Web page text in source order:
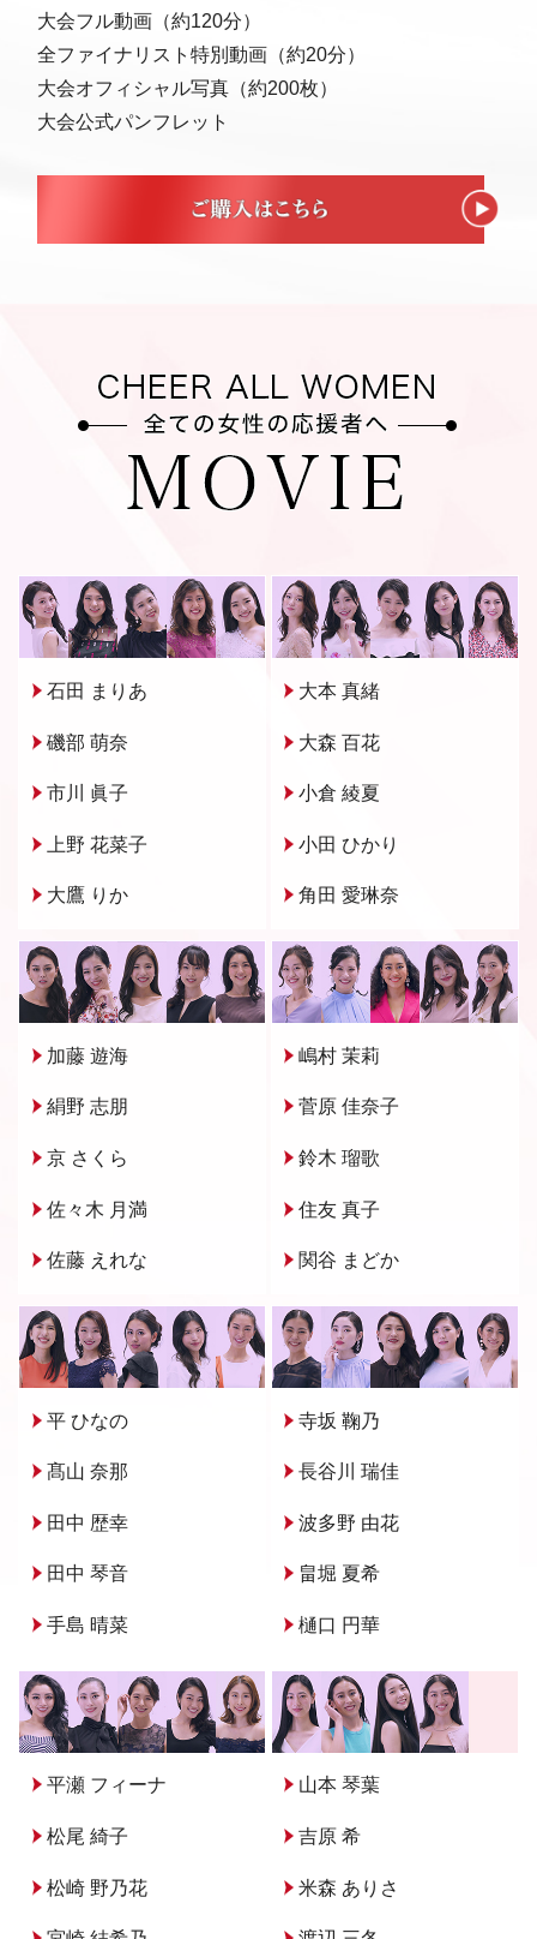
大会フル動画（約120分）
全ファイナリスト特別動画（約20分）
大会オフィシャル写真（約200枚）
大会公式パンフレット
石田 まりあ
磯部 萌奈
市川 眞子
上野 花菜子
大鷹 りか
大本 真緒
大森 百花
小倉 綾夏
小田 ひかり
角田 愛琳奈
加藤 遊海
絹野 志朋
京 さくら
佐々木 月満
佐藤 えれな
嶋村 茉莉
菅原 佳奈子
鈴木 瑠歌
住友 真子
関谷 まどか
平 ひなの
髙山 奈那
田中 歴幸
田中 琴音
手島 晴菜
寺坂 鞠乃
長谷川 瑞佳
波多野 由花
畠堀 夏希
樋口 円華
平瀬 フィーナ
松尾 綺子
松崎 野乃花
山本 琴葉
吉原 希
米森 ありさ